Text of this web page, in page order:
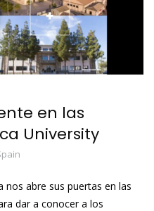
en las
University
nos abre sus puertas en las
dar a conocer a los